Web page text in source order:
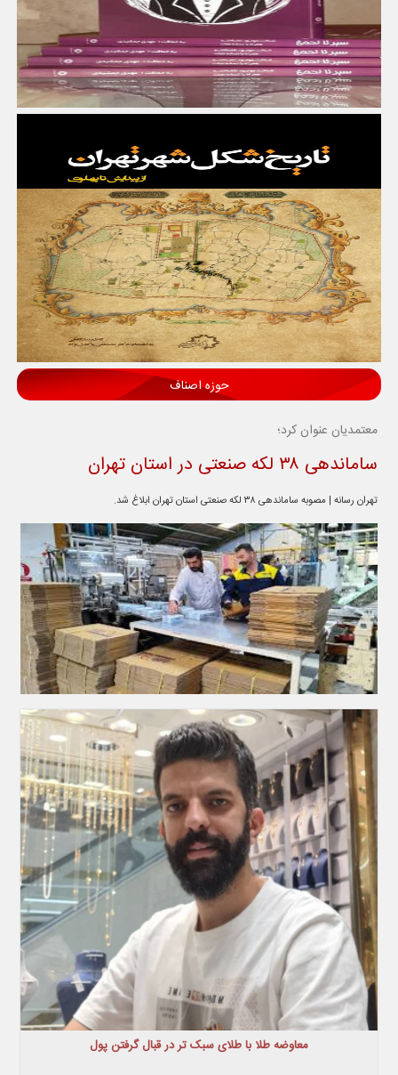
حوزه اصناف
معتمدیان عنوان کرد؛
ساماندهی ۳۸ لکه صنعتی در استان تهران
تهران رسانه | مصوبه ساماندهی ۳۸ لکه صنعتی استان تهران ابلاغ شد.
معاوضه طلا با طلای سبک تر در قبال گرفتن پول